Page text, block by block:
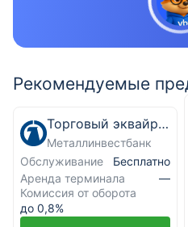
Рекомендуемые
Торговый эквайринг
Металлинвестбанк
Обслуживание
Бесплатно
Аренда терминала
—
Комиссия от оборота
до 0,8%